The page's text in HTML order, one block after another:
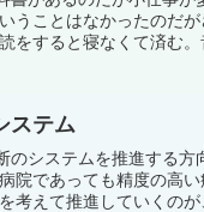
うことはなかったのだ
をすると寝なくて済む。
ステム
のシステムを推進する
院であっても精度の高
考えて推進していくの